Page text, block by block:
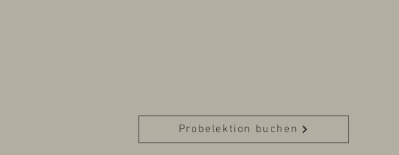
Probelektion buchen